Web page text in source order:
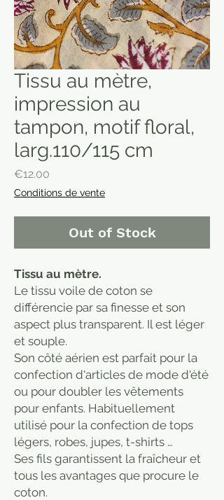
Tissu au mètre,
impression au
tampon, motif floral,
larg.110/115 cm
€12.00
Conditions de vente
Out of Stock
Tissu au mètre.
Le tissu voile de coton se
différencie par sa finesse et son
aspect plus transparent. Il est léger
et souple.
Son côté aérien est parfait pour la
confection d'articles de mode d'été
ou pour doubler les vêtements
pour enfants. Habituellement
utilisé pour la confection de tops
légers, robes, jupes, t-shirts …
Ses fils garantissent la fraîcheur et
tous les avantages que procure le
coton.